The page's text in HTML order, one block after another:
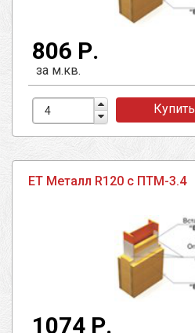
806 Р.
за м.кв.
Купить
ЕТ Металл R120 с ПТМ-3.4
1074 Р.